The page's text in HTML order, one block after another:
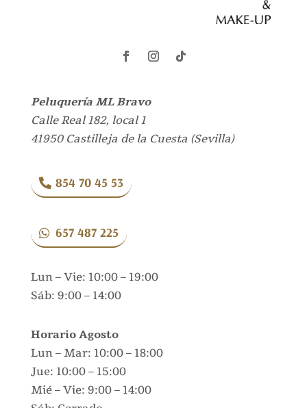
Peluquería ML Bravo
Calle Real 182, local 1
41950 Castilleja de la Cuesta (Sevilla)
854 70 45 53
657 487 225
Lun – Vie: 10:00 – 19:00
Sáb: 9:00 – 14:00
Horario Agosto
Lun – Mar: 10:00 – 18:00
Jue: 10:00 – 15:00
Mié – Vie: 9:00 – 14:00